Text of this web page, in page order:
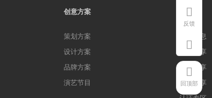
创意方案
策划方案
设计方案
品牌方案
演艺节目
公告信息
平面内享
三维内享
方案内享
反馈
回顶部